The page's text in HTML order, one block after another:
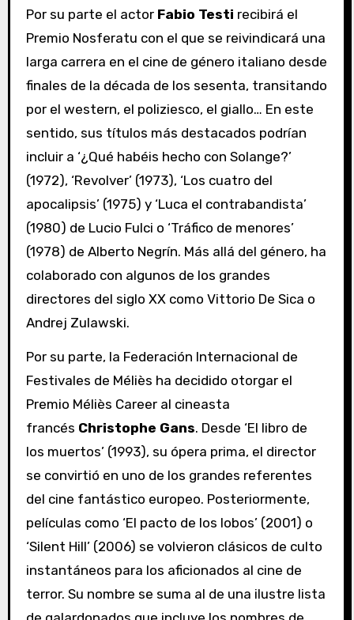
Por su parte el actor Fabio Testi recibirá el
Premio Nosferatu con el que se reivindicará una
larga carrera en el cine de género italiano desde
finales de la década de los sesenta, transitando
por el western, el poliziesco, el giallo… En este
sentido, sus títulos más destacados podrían
incluir a ‘¿Qué habéis hecho con Solange?’
(1972), ‘Revolver’ (1973), ‘Los cuatro del
apocalipsis’ (1975) y ‘Luca el contrabandista’
(1980) de Lucio Fulci o ‘Tráfico de menores’
(1978) de Alberto Negrín. Más allá del género, ha
colaborado con algunos de los grandes
directores del siglo XX como Vittorio De Sica o
Andrej Zulawski.
Por su parte, la Federación Internacional de
Festivales de Méliès ha decidido otorgar el
Premio Méliès Career al cineasta
francés Christophe Gans. Desde ‘El libro de
los muertos’ (1993), su ópera prima, el director
se convirtió en uno de los grandes referentes
del cine fantástico europeo. Posteriormente,
películas como ‘El pacto de los lobos’ (2001) o
‘Silent Hill’ (2006) se volvieron clásicos de culto
instantáneos para los aficionados al cine de
terror. Su nombre se suma al de una ilustre lista